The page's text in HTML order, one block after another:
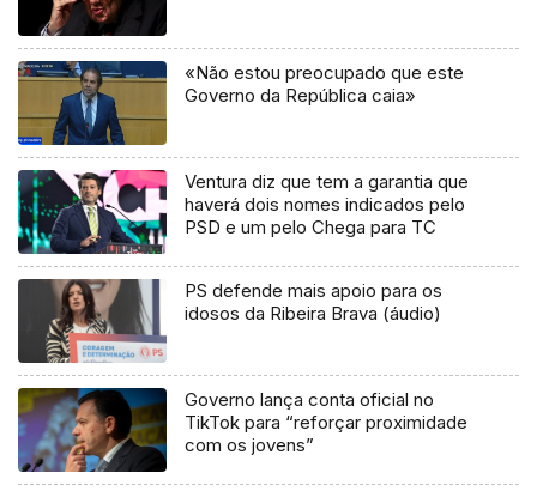
«Não estou preocupado que este
Governo da República caia»
Ventura diz que tem a garantia que
haverá dois nomes indicados pelo
PSD e um pelo Chega para TC
PS defende mais apoio para os
idosos da Ribeira Brava (áudio)
Governo lança conta oficial no
TikTok para “reforçar proximidade
com os jovens”